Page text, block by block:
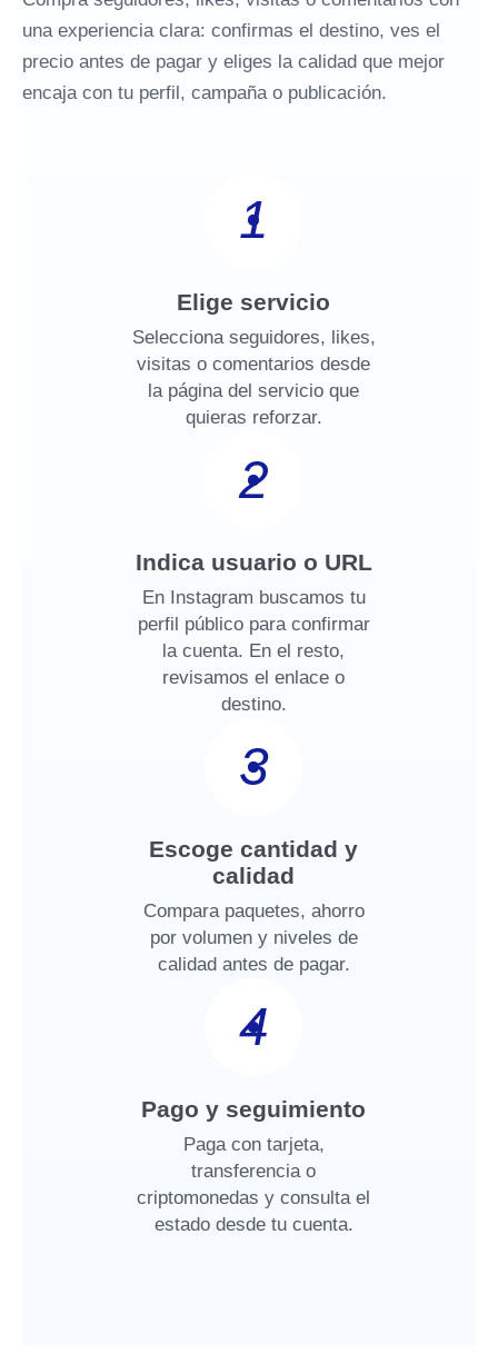
una experiencia clara: confirmas el destino, ves el
precio antes de pagar y eliges la calidad que mejor
encaja con tu perfil, campaña o publicación.
1
Elige servicio
Selecciona seguidores, likes,
visitas o comentarios desde
la página del servicio que
quieras reforzar.
2
Indica usuario o URL
En Instagram buscamos tu
perfil público para confirmar
la cuenta. En el resto,
revisamos el enlace o
destino.
3
Escoge cantidad y
calidad
Compara paquetes, ahorro
por volumen y niveles de
calidad antes de pagar.
4
Pago y seguimiento
Paga con tarjeta,
transferencia o
criptomonedas y consulta el
estado desde tu cuenta.